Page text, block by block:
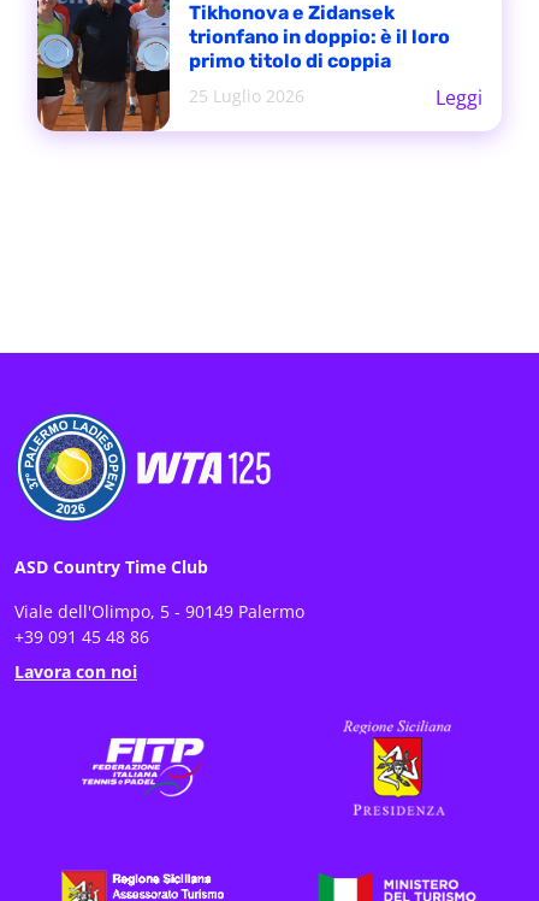
Tikhonova e Zidansek
trionfano in doppio: è il loro
primo titolo di coppia
25 Luglio 2026
Leggi
ASD Country Time Club
Viale dell'Olimpo, 5 - 90149 Palermo
+39 091 45 48 86
Lavora con noi